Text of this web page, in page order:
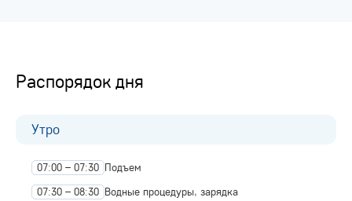
Распорядок дня
Утро
07:00 – 07:30 Подъем
07:30 – 08:30 Водные процедуры, зарядка